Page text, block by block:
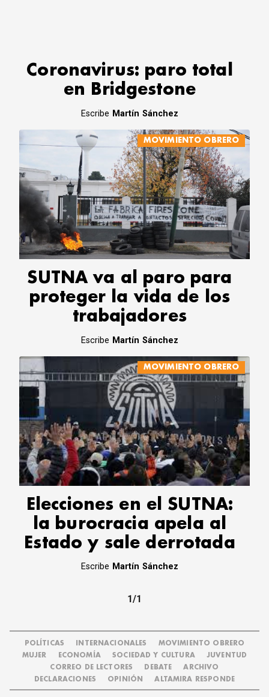
Coronavirus: paro total
en Bridgestone
Escribe Martín Sánchez
MOVIMIENTO OBRERO
SUTNA va al paro para
proteger la vida de los
trabajadores
Escribe Martín Sánchez
MOVIMIENTO OBRERO
Elecciones en el SUTNA:
la burocracia apela al
Estado y sale derrotada
Escribe Martín Sánchez
1/1
POLÍTICAS INTERNACIONALES
MOVIMIENTO OBRERO
MUJER
ECONOMÍA SOCIEDAD Y CULTURA
JUVENTUD
CORREO DE LECTORES
DEBATE
ARCHIVO
DECLARACIONES
OPINIÓN ALTAMIRA RESPONDE